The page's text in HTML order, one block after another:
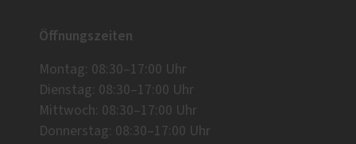
Öffnungszeiten
Montag: 08:30–17:00 Uhr
Dienstag: 08:30–17:00 Uhr
Mittwoch: 08:30–17:00 Uhr
Donnerstag: 08:30–17:00 Uhr